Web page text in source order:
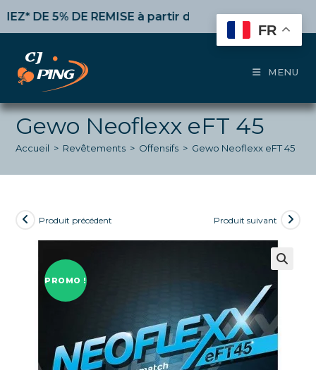
5% DE REMISEà partir de 50€ d’achat,10%dès
MENU
Gewo Neoflexx eFT 45
Accueil > Revêtements > Offensifs > Gewo Neoflexx eFT 45
PROMO !
Produit précédent Produit suivant
FR